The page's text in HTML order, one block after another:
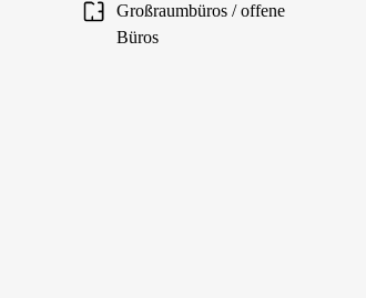
Großraumbüros / offene
Büros